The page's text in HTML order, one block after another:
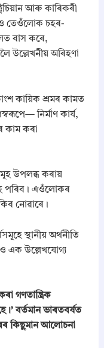
আৰু কাৰিকৰী
তেওঁলোক চহৰ-
বাস কৰে,
উল্লেখনীয় অৰিহণা
কায়িক শ্ৰমৰ কামত
নিৰ্মাণ কাৰ্য,
কাম কৰা
উপলব্ধ কৰায়
পৰিব। এওঁলোকৰ
নোৱাৰে।
স্থানীয় অৰ্থনীতি
এক উল্লেখযোগ্য
গণতান্ত্ৰিক
বৰ্তমান ভাৰতবৰ্ষত
কিছুমান আলোচনা